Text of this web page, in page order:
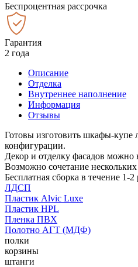
Беспроцентная рассрочка
Гарантия
2 года
Описание
Отделка
Внутреннее наполнение
Информация
Отзывы
Готовы изготовить шкафы-купе
конфигурации.
Декор и отделку фасадов
Возможно сочетание
Бесплатная сборка в течение 1-
ЛДСП
Пластик Alvic Luxe
Пластик HPL
Пленка ПВХ
Полотно АГТ (МДФ)
полки
корзины
штанги